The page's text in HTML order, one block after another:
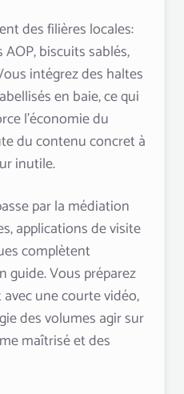
des filières locales:
AOP, biscuits sablés,
intégrez des haltes
en baie, ce qui
l’économie du
du contenu concret à
inutile.
par la médiation
applications de visite
complètent
guide. Vous préparez
une courte vidéo,
des volumes agir sur
maîtrisé et des